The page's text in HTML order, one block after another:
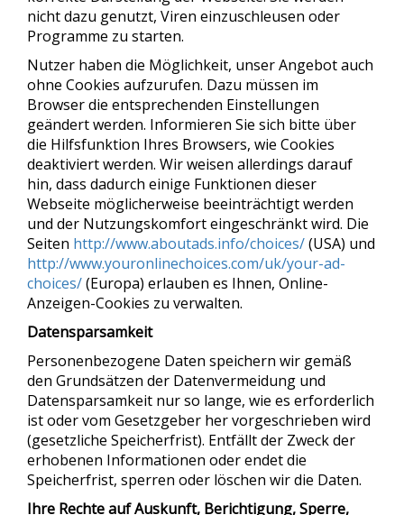
nicht dazu genutzt, Viren einzuschleusen oder
Programme zu starten.
Nutzer haben die Möglichkeit, unser Angebot auch
ohne Cookies aufzurufen. Dazu müssen im
Browser die entsprechenden Einstellungen
geändert werden. Informieren Sie sich bitte über
die Hilfsfunktion Ihres Browsers, wie Cookies
deaktiviert werden. Wir weisen allerdings darauf
hin, dass dadurch einige Funktionen dieser
Webseite möglicherweise beeinträchtigt werden
und der Nutzungskomfort eingeschränkt wird. Die
Seiten http://www.aboutads.info/choices/(USA) und
http://www.youronlinechoices.com/uk/your-ad-
choices/(Europa) erlauben es Ihnen, Online-
Anzeigen-Cookies zu verwalten.
Datensparsamkeit
Personenbezogene Daten speichern wir gemäß
den Grundsätzen der Datenvermeidung und
Datensparsamkeit nur so lange, wie es erforderlich
ist oder vom Gesetzgeber her vorgeschrieben wird
(gesetzliche Speicherfrist). Entfällt der Zweck der
erhobenen Informationen oder endet die
Speicherfrist, sperren oder löschen wir die Daten.
Ihre Rechte auf Auskunft, Berichtigung, Sperre,